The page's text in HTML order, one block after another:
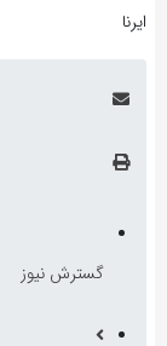
ایرنا
گسترش نیوز